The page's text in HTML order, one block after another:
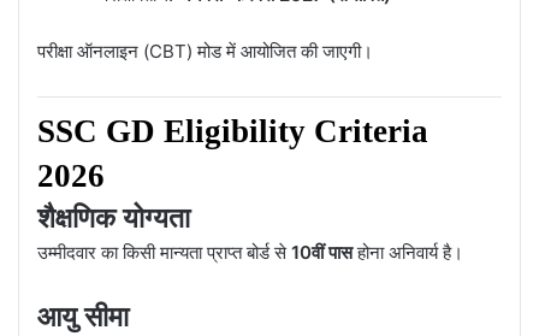
परीक्षा ऑनलाइन (CBT) मोड में आयोजित की जाएगी।
SSC GD Eligibility Criteria
2026
शैक्षणिक योग्यता
उम्मीदवार का किसी मान्यता प्राप्त बोर्ड से10वीं पासहोना अनिवार्य है।
आयु सीमा